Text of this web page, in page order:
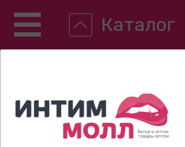
Каталог
8-